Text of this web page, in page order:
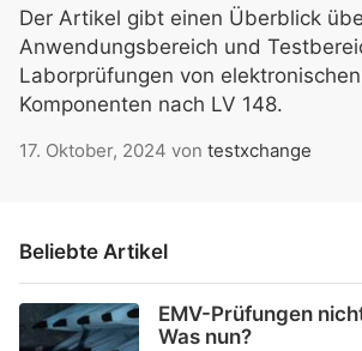
Der Artikel gibt einen Überblick
Anwendungsbereich und
Laborprüfungen von
Komponenten nach LV 148.
17. Oktober, 2024 von testxchange
Beliebte Artikel
EMV-Prüfungen
Was nun?